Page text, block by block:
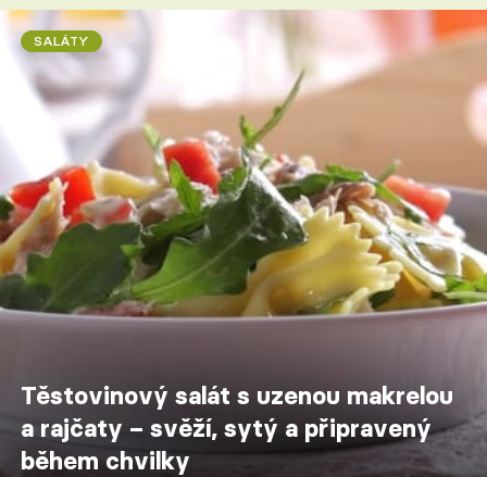
SALÁTY
Těstovinový salát s uzenou makrelou
a rajčaty – svěží, sytý a připravený
během chvilky